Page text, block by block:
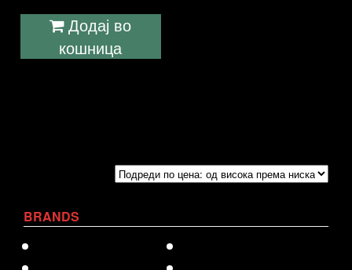
Додај во
кошница
BRANDS